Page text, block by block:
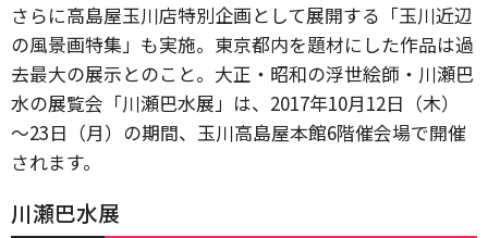
さらに高島屋玉川店特別企画として展開する「玉川近辺
の風景画特集」も実施。東京都内を題材にした作品は過
去最大の展示とのこと。大正・昭和の浮世絵師・川瀬巴
水の展覧会「川瀬巴水展」は、2017年10月12日（木）
～23日（月）の期間、玉川高島屋本館6階催会場で開催
されます。
川瀬巴水展